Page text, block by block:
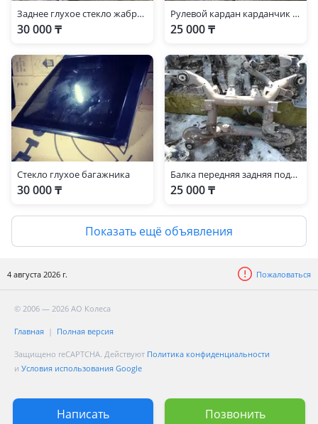
Заднее глухое стекло жабра собачник range rover левое правое
30 000 ₸
Рулевой кардан карданчик на рендж ровер L332
25 000 ₸
Стекло глухое багажника
30 000 ₸
Балка передняя задняя подрамник range rover
25 000 ₸
Показать ещё объявления
4 августа 2026 г. Пожаловаться
Написать Позвонить
© 2006 — 2026 АО Колеса
Главная Полная версия
Защищено reCAPTCHA. Действуют Политика конфиденциальности
и Условия использования Google